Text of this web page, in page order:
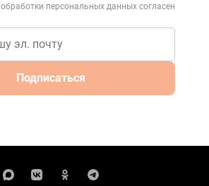
обработки персональных данных согласен
Подписаться